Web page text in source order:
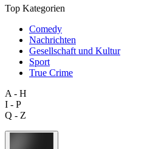
Top Kategorien
Comedy
Nachrichten
Gesellschaft und Kultur
Sport
True Crime
A - H
I - P
Q - Z